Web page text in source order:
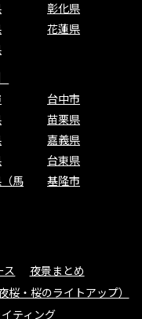
彰化県
花蓮県
台中市
苗栗県
嘉義県
台東県
馬
基隆市
ス
夜景まとめ
桜・桜のライトアップ）
ティング